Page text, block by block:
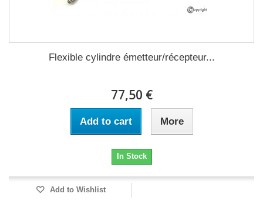
Flexible cylindre émetteur/récepteur...
77,50 €
Add to cart More
In Stock
Add to Wishlist